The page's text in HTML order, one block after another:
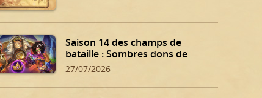
Saison 14 des champs de
bataille : Sombres dons de
Dalaran !
27/07/2026